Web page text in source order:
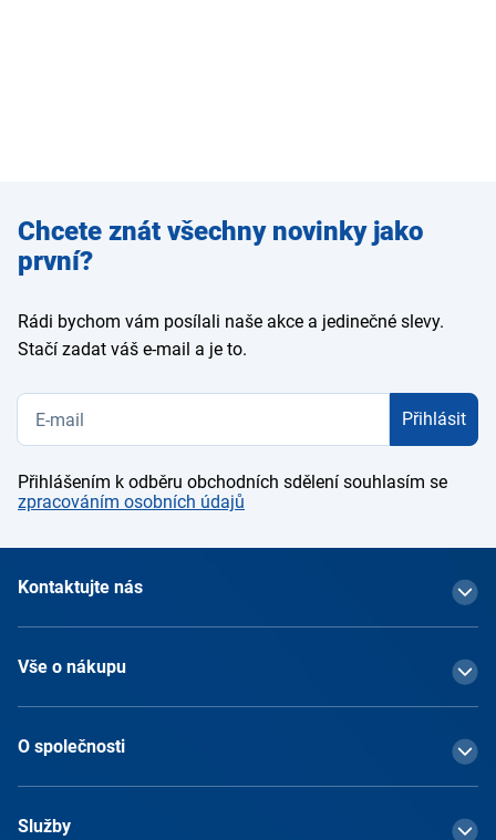
Zadejte
e-mail
Chcete znát všechny novinky jako
první?
Rádi bychom vám posílali naše akce a jedinečné slevy.
Stačí zadat váš e-mail a je to.
Přihlásit
Přihlášením k odběru obchodních sdělení souhlasím se
zpracováním osobních údajů
Kontaktujte nás
Vše o nákupu
O společnosti
Služby